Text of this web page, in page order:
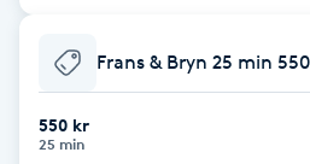
Damklippning
Dermapen
Frans & Bryn 25 min
550 kr
25 min